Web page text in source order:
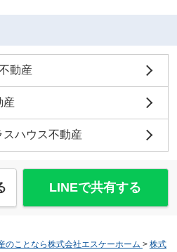
動産
産
ハウス不動産
LINEで共有する
のことなら株式会社エスケーホーム > 株式